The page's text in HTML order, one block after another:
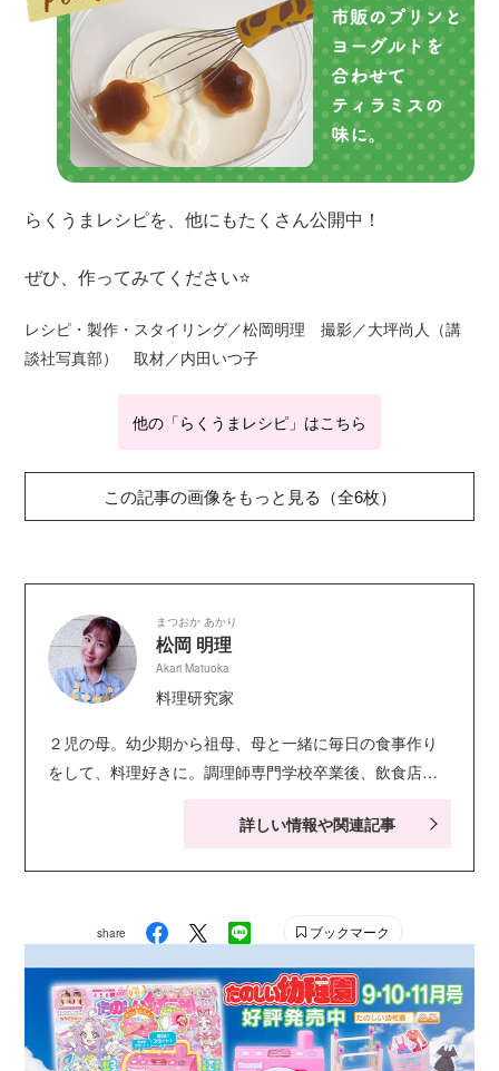
らくうまレシピを、他にもたくさん公開中！
ぜひ、作ってみてください⭐
レシピ・製作・スタイリング／松岡明理 撮影／大坪尚人（講
談社写真部） 取材／内田いつ子
他の「らくうまレシピ」はこちら
この記事の画像をもっと見る（全6枚）
まつおか あかり
松岡 明理
Akari Matuoka
料理研究家
２児の母。幼少期から祖母、母と一緒に毎日の食事作り
をして、料理好きに。調理師専門学校卒業後、飲食店で
シピを提供。 自宅では日々の食卓を明るく彩る料理教
詳しい情報や関連記事
share ブックマーク